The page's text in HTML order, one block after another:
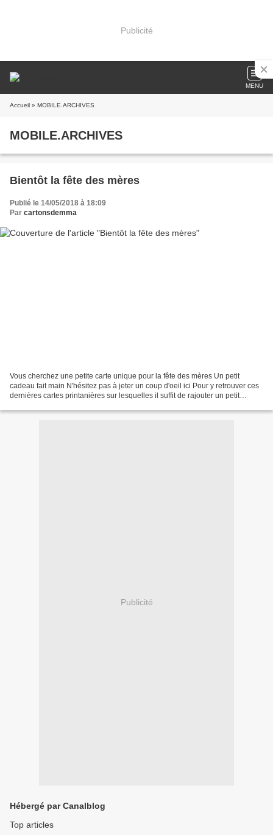
Publicité
MENU
Accueil » MOBILE.ARCHIVES
MOBILE.ARCHIVES
Bientôt la fête des mères
Publié le 14/05/2018 à 18:09
Par cartonsdemma
Vous cherchez une petite carte unique pour la fête des mères Un petit
cadeau fait main N'hésitez pas à jeter un coup d'oeil ici Pour y retrouver ces
dernières cartes printanières sur lesquelles il suffit de rajouter un petit
Publicité
Hébergé par Canalblog
Top articles